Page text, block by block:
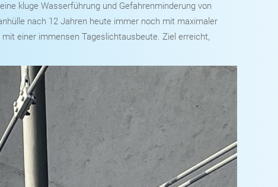
kluge Wasserführung und Gefahrenminderung von
nach 12 Jahren heute immer noch mit maximaler
einer immensen Tageslichtausbeute. Ziel erreicht,